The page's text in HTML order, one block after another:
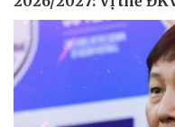
eSports
Hậu trường